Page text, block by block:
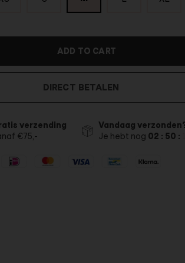
ADD TO CART
DIRECT BETALEN
verzending
€75,-
Vandaag verzonden?
Je hebt nog 02 : 50 :